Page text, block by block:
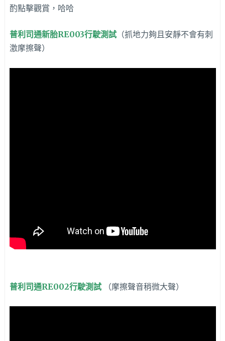
酌點擊觀賞，哈哈
普利司通新胎RE003行駛測試（抓地力夠且安靜不會有刺
激摩擦聲）
普利司通RE002行駛測試 （摩擦聲音稍微大聲）